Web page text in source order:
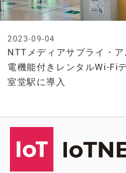
NTTメディアサプライ・
電機能付きレンタルWi-Fi
室堂駅に導入
2023-09-04